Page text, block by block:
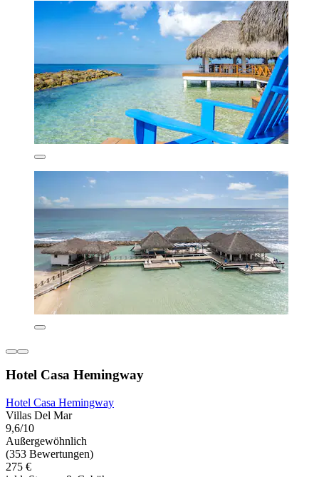
Hotel Casa Hemingway
Hotel Casa Hemingway
Villas Del Mar
9,6/10
Außergewöhnlich
(353 Bewertungen)
275 €